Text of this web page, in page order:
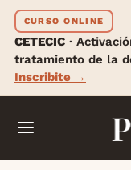
CURSO ONLINE
CETECIC ·
tratamiento de la
Inscribite →